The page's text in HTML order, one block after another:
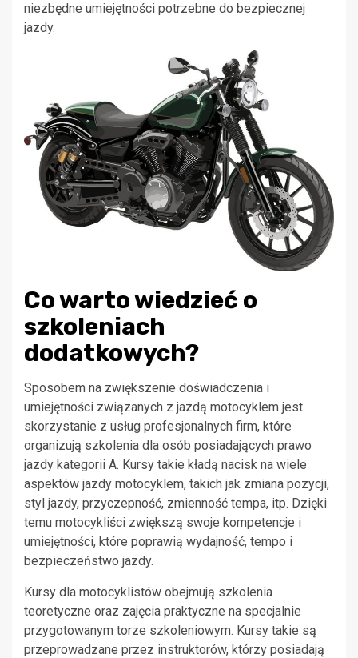
niezbędne umiejętności potrzebne do bezpiecznej
jazdy.
Co warto wiedzieć o
szkoleniach
dodatkowych?
Sposobem na zwiększenie doświadczenia i
umiejętności związanych z jazdą motocyklem jest
skorzystanie z usług profesjonalnych firm, które
organizują szkolenia dla osób posiadających prawo
jazdy kategorii A. Kursy takie kładą nacisk na wiele
aspektów jazdy motocyklem, takich jak zmiana pozycji,
styl jazdy, przyczepność, zmienność tempa, itp. Dzięki
temu motocykliści zwiększą swoje kompetencje i
umiejętności, które poprawią wydajność, tempo i
bezpieczeństwo jazdy.
Kursy dla motocyklistów obejmują szkolenia
teoretyczne oraz zajęcia praktyczne na specjalnie
przygotowanym torze szkoleniowym. Kursy takie są
przeprowadzane przez instruktorów, którzy posiadają